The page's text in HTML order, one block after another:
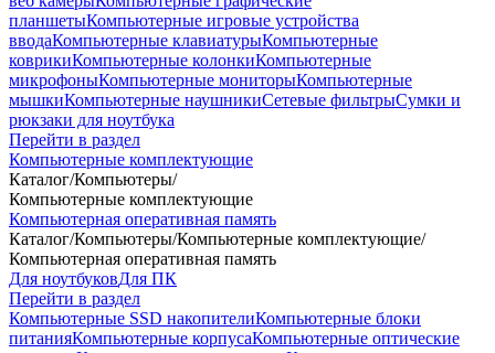
планшетыКомпьютерные игровые устройства
вводаКомпьютерные клавиатурыКомпьютерные
коврикиКомпьютерные колонкиКомпьютерные
микрофоныКомпьютерные мониторыКомпьютерные
мышкиКомпьютерные наушникиСетевые фильтрыСумки и
рюкзаки для ноутбука
Перейти в раздел
Компьютерные комплектующие
Каталог/Компьютеры/
Компьютерные комплектующие
Компьютерная оперативная память
Каталог/Компьютеры/Компьютерные комплектующие/
Компьютерная оперативная память
Для ноутбуковДля ПК
Перейти в раздел
Компьютерные SSD накопителиКомпьютерные блоки
питанияКомпьютерные корпусаКомпьютерные оптические